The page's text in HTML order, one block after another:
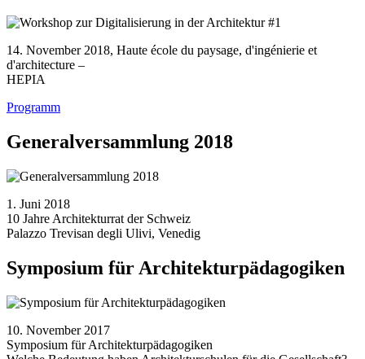
14. November 2018, Haute école du paysage, d'ingénierie et
d'architecture –
HEPIA
Programm
Generalversammlung 2018
1. Juni 2018
10 Jahre Architekturrat der Schweiz
Palazzo Trevisan degli Ulivi, Venedig
Symposium für Architekturpädagogiken
10. November 2017
Symposium für Architekturpädagogiken